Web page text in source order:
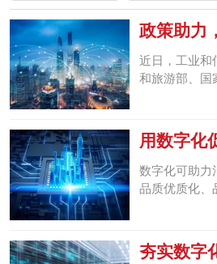
政策助力
入融合应
近日，工业和
和旅游部、国
育总局等五
用数字化
数字化可助力
品质优质化、
业升级。对
夯实数字